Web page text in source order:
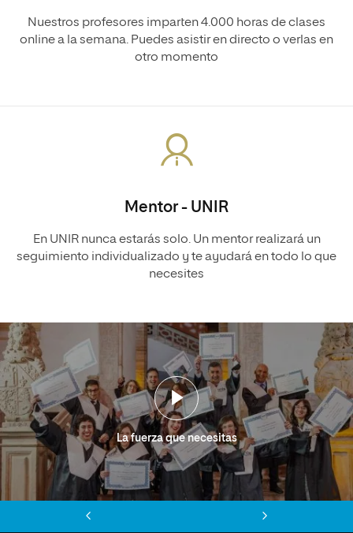
Nuestros profesores imparten 4.000 horas de clases
online a la semana. Puedes asistir en directo o verlas en
otro momento
Mentor - UNIR
En UNIR nunca estarás solo. Un mentor realizará un
seguimiento individualizado y te ayudará en todo lo que
necesites
La fuerza que necesitas